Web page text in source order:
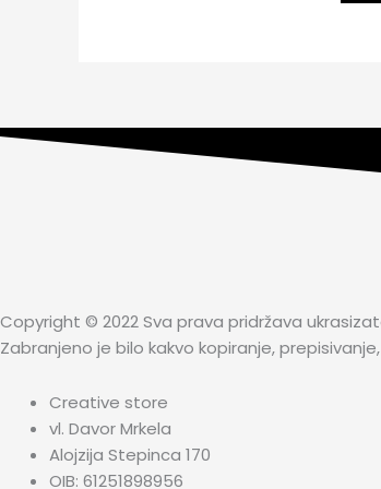
Copyright © 2022 Sva prava pridržava
Zabranjeno je bilo kakvo kopiranje,
Creative store
vl. Davor Mrkela
Alojzija Stepinca 170
OIB: 61251898956